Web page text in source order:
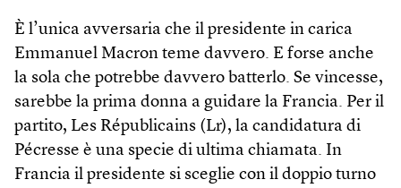
È l’unica avversaria che il presidente in carica
Emmanuel Macron teme davvero. E forse anche
la sola che potrebbe davvero batterlo. Se vincesse,
sarebbe la prima donna a guidare la Francia. Per il
partito, Les Républicains (Lr), la candidatura di
Pécresse è una specie di ultima chiamata. In
Francia il presidente si sceglie con il doppio turno